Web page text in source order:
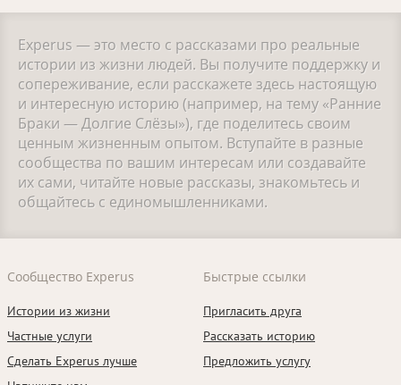
Experus — это место с рассказами про реальные
истории из жизни людей. Вы получите поддержку и
сопереживание, если расскажете здесь настоящую
и интересную историю (например, на тему «Ранние
Браки — Долгие Слёзы»), где поделитесь своим
ценным жизненным опытом. Вступайте в разные
сообщества по вашим интересам или создавайте
их сами, читайте новые рассказы, знакомьтесь и
общайтесь с единомышленниками.
Сообщество Experus
Истории из жизни
Частные услуги
Сделать Experus лучше
Быстрые ссылки
Пригласить друга
Рассказать историю
Предложить услугу